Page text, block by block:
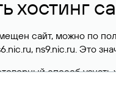
хостинг
сайт, можно по
ns9.nic.ru. Это
способ
хостинг-провайдера.